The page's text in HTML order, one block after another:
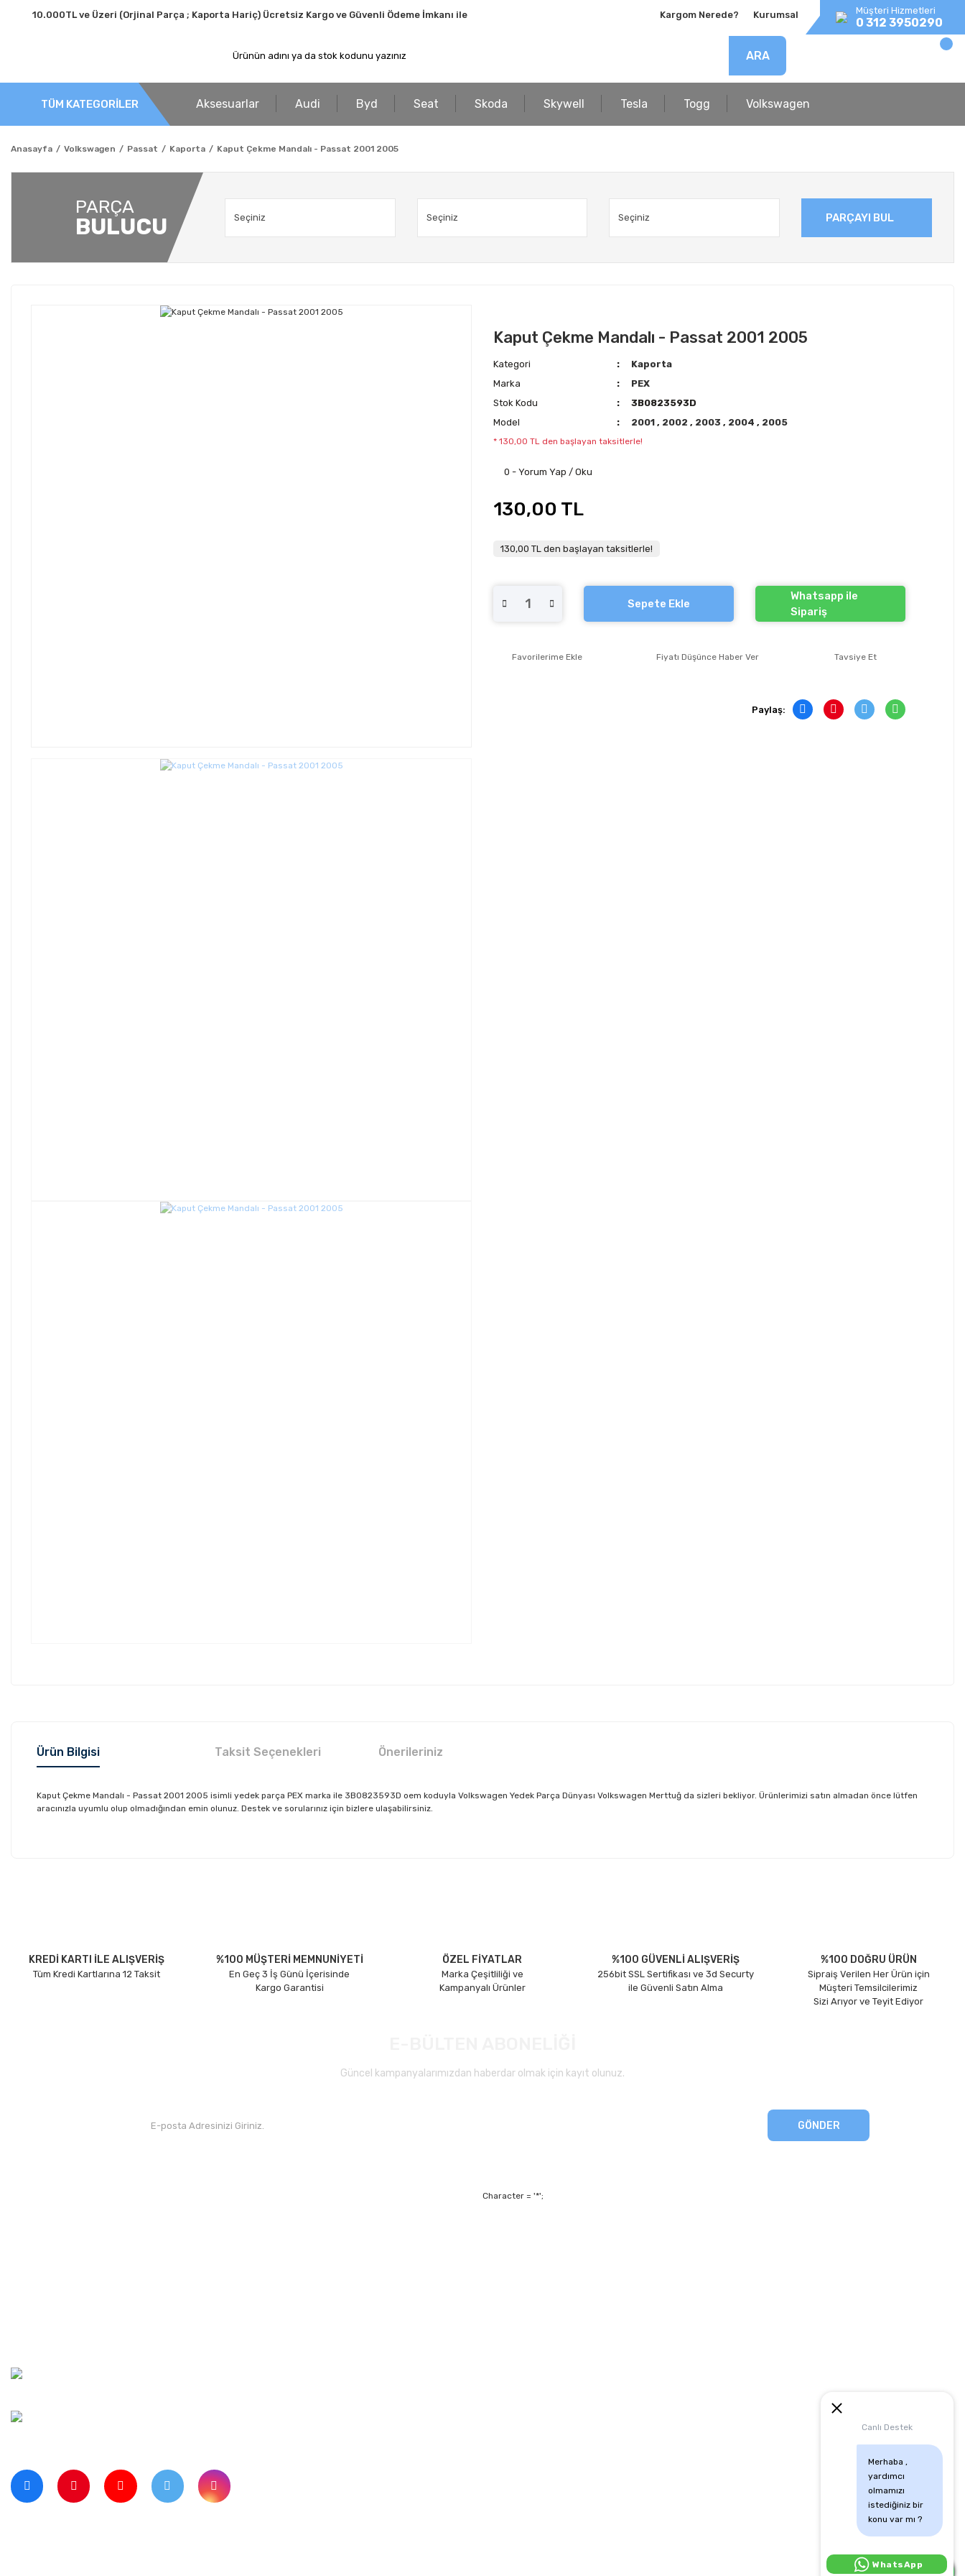
Canlı Destek
Merhaba ,
yardımcı
olmamızı
istediğiniz bir
konu var mı ?
Canlı Destek İçin Tıkla:
WhatsApp
10.000TL ve Üzeri (Orjinal Parça ; Kaporta Hariç) Ücretsiz Kargo ve Güvenli Ödeme İmkanı ile Kargom Nerede? Kurumsal Müşteri Hizmetleri
0 312 3950290
ARA
TÜM KATEGORİLER Aksesuarlar Audi Byd Seat Skoda Skywell Tesla Togg Volkswagen
Anasayfa Volkswagen Passat Kaporta Kaput Çekme Mandalı - Passat 2001 2005
PARÇA
BULUCU PARÇAYI BUL
Kaput Çekme Mandalı - Passat 2001 2005
Kategori
Kaporta
Marka
PEX
Stok Kodu
3B0823593D
Model
2001, 2002, 2003, 2004, 2005
* 130,00 TL den başlayan taksitlerle!
0 - Yorum Yap / Oku
130,00 TL
130,00 TL den başlayan taksitlerle!
Sepete Ekle
Whatsapp ile
Sipariş
Fiyatı Düşünce Haber Ver Tavsiye Et
Paylaş:
Ürün Bilgisi Taksit Seçenekleri Önerileriniz
Kaput Çekme Mandalı - Passat 2001 2005 isimli yedek parça PEX marka ile 3B0823593D oem koduyla Volkswagen Yedek Parça Dünyası Volkswagen Merttuğ da sizleri bekliyor. Ürünlerimizi satın almadan önce lütfen
aracınızla uyumlu olup olmadığından emin olunuz. Destek ve sorularınız için bizlere ulaşabilirsiniz.
Ürün bilgilerinde hatalar bulunuyor.
Ürün fiyatı diğer sitelerden daha pahalı.
KREDİ KARTI İLE ALIŞVERİŞ
Tüm Kredi Kartlarına 12 Taksit
%100 MÜŞTERİ MEMNUNİYETİ
En Geç 3 İş Günü İçerisinde
Kargo Garantisi
ÖZEL FİYATLAR
Marka Çeşitliliği ve
Kampanyalı Ürünler
%100 GÜVENLİ ALIŞVERİŞ
256bit SSL Sertifikası ve 3d Securty
ile Güvenli Satın Alma
%100 DOĞRU ÜRÜN
Sipraiş Verilen Her Ürün için
Müşteri Temsilcilerimiz
Sizi Arıyor ve Teyit Ediyor
Güncel kampanyalarımızdan haberdar olmak için kayıt olunuz.
GÖNDER
Character = '*';